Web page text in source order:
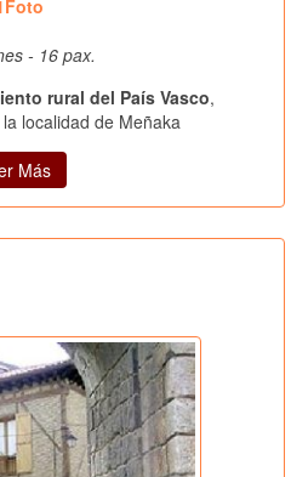
- 16 pax.
rural del País Vasco,
localidad de Meñaka
Más